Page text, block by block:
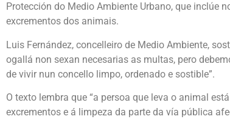
Protección do Medio Ambiente Urbano, que inclúe
excrementos dos animais.
Luis Fernández, concelleiro de Medio Ambiente,
ogallá non sexan necesarias as multas, pero
de vivir nun concello limpo, ordenado e sostible”.
O texto lembra que “a persoa que leva o animal
excrementos e á limpeza da parte da vía pública